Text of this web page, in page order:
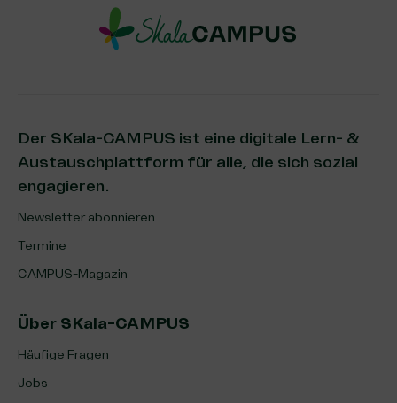
Der SKala-CAMPUS ist eine digitale Lern- &
Austauschplattform für alle, die sich sozial
engagieren.
Newsletter abonnieren
Termine
CAMPUS-Magazin
Über SKala-CAMPUS
Häufige Fragen
Jobs